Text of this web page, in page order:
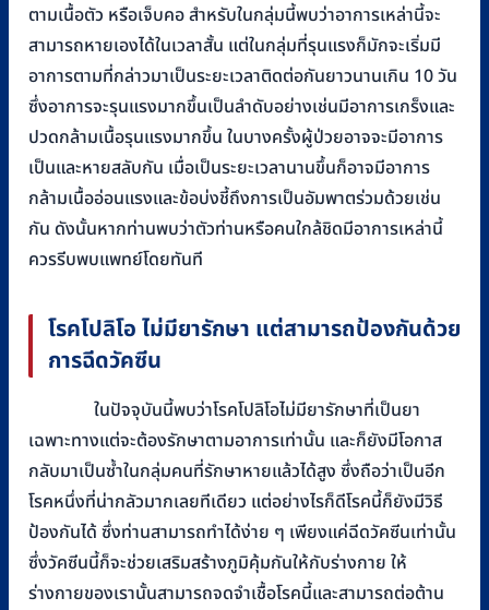
ตามเนื้อตัว หรือเจ็บคอ สำหรับในกลุ่มนี้พบว่าอาการเหล่านี้จะ
สามารถหายเองได้ในเวลาสั้น แต่ในกลุ่มที่รุนแรงก็มักจะเริ่มมี
อาการตามที่กล่าวมาเป็นระยะเวลาติดต่อกันยาวนานเกิน 10 วัน
ซึ่งอาการจะรุนแรงมากขึ้นเป็นลำดับอย่างเช่นมีอาการเกร็งและ
ปวดกล้ามเนื้อรุนแรงมากขึ้น ในบางครั้งผู้ป่วยอาจจะมีอาการ
เป็นและหายสลับกัน เมื่อเป็นระยะเวลานานขึ้นก็อาจมีอาการ
กล้ามเนื้ออ่อนแรงและข้อบ่งชี้ถึงการเป็นอัมพาตร่วมด้วยเช่น
กัน ดังนั้นหากท่านพบว่าตัวท่านหรือคนใกล้ชิดมีอาการเหล่านี้
ควรรีบพบแพทย์โดยทันที
โรคโปลิโอ ไม่มียารักษา แต่สามารถป้องกันด้วย
การฉีดวัคซีน
ในปัจจุบันนี้พบว่าโรคโปลิโอไม่มียารักษาที่เป็นยา
เฉพาะทางแต่จะต้องรักษาตามอาการเท่านั้น และก็ยังมีโอกาส
กลับมาเป็นซ้ำในกลุ่มคนที่รักษาหายแล้วได้สูง ซึ่งถือว่าเป็นอีก
โรคหนึ่งที่น่ากลัวมากเลยทีเดียว แต่อย่างไรก็ดีโรคนี้ก็ยังมีวิธี
ป้องกันได้ ซึ่งท่านสามารถทำได้ง่าย ๆ เพียงแค่ฉีดวัคซีนเท่านั้น
ซึ่งวัคซีนนี้ก็จะช่วยเสริมสร้างภูมิคุ้มกันให้กับร่างกาย ให้
ร่างกายของเรานั้นสามารถจดจำเชื้อโรคนี้และสามารถต่อต้าน